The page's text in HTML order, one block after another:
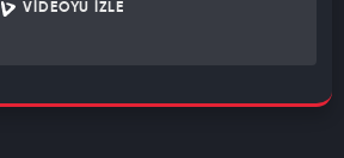
VIDEOYU İZLE